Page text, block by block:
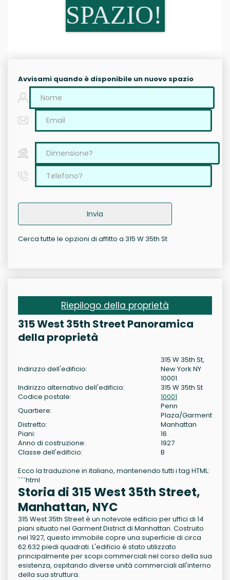
SPAZIO!
Avvisami quando è disponibile un nuovo spazio
Invia
Cerca tutte le opzioni di affitto a 315 W 35th St
Riepilogo della proprietà
315 West 35th Street Panoramica
della proprietà
Indirizzo dell'edificio:
315 W 35th St,
New York NY
10001
Indirizzo alternativo dell'edificio:
315 W 35th St
Codice postale:
10001
Quartiere:
Penn
Plaza/Garment
Distretto:
Manhattan
Piani:
16
Anno di costruzione:
1927
Classe dell'edificio:
B
Ecco la traduzione in italiano, mantenendo tutti i tag HTML:
```html
Storia di 315 West 35th Street,
Manhattan, NYC
315 West 35th Street è un notevole edificio per uffici di 14
piani situato nel Garment District di Manhattan. Costruito
nel 1927, questo immobile copre una superficie di circa
62.632 piedi quadrati. L'edificio è stato utilizzato
principalmente per scopi commerciali nel corso della sua
esistenza, ospitando diverse unità commerciali all'interno
della sua struttura.